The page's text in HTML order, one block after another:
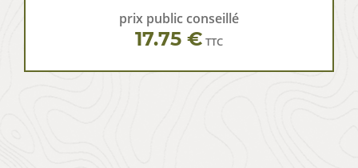
prix public conseillé
17.75 € TTC